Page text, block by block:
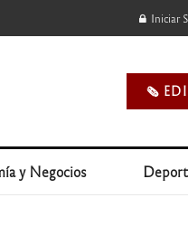
Iniciar
🗞️
y Negocios